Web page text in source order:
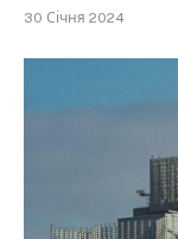
30 Січня 2024